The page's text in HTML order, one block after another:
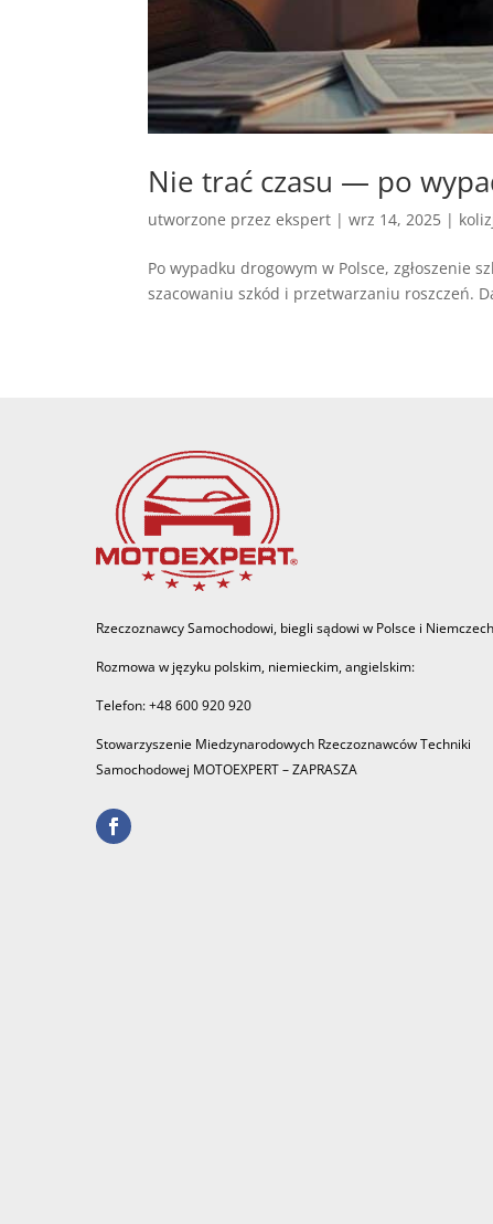
Nie trać czasu — po
utworzone przezekspert |wrz 14, 2025 |
Po wypadku drogowym w Polsce, zgłoszenie
szacowaniu szkód i przetwarzaniu roszczeń.
Rzeczoznawcy Samochodowi, biegli sądowi w Polsce i
Rozmowa w języku polskim, niemieckim, angielskim:
Telefon: +48 600 920 920
Stowarzyszenie Miedzynarodowych Rzeczoznawców Techniki
Samochodowej MOTOEXPERT – ZAPRASZA